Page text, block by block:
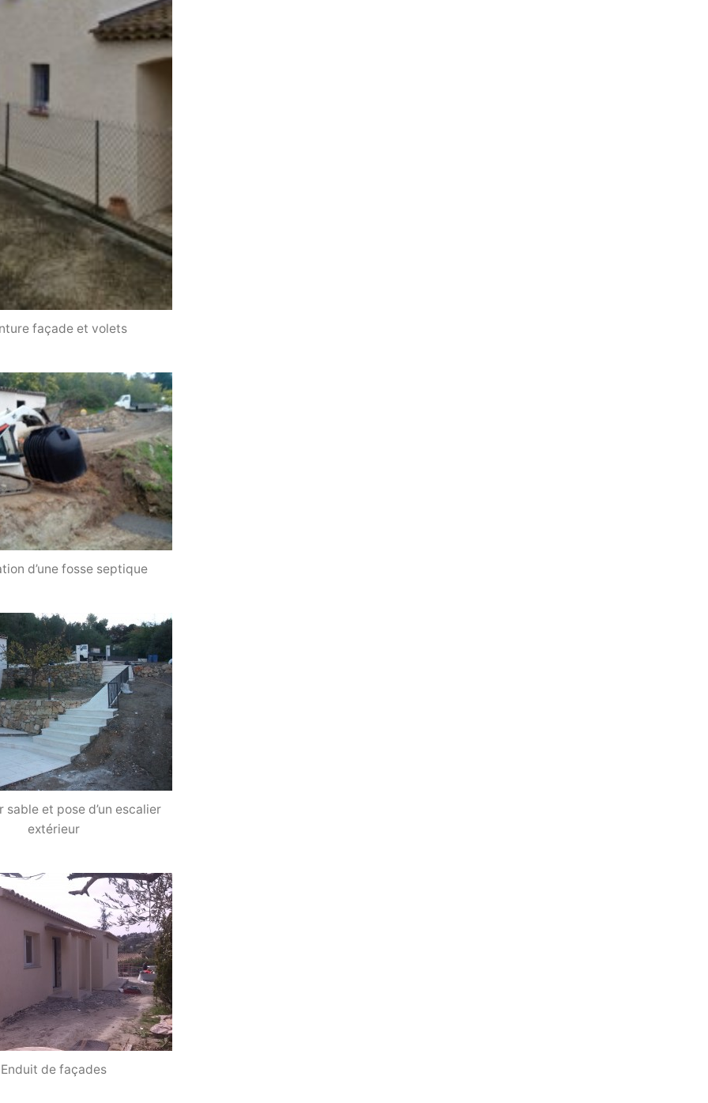
façade et volets
d’une fosse septique
sable et pose d’un escalier
extérieur
Enduit de façades